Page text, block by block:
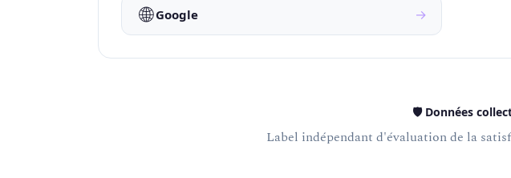
🌐 Google →
🛡️ Données
Label indépendant d'évaluation de la